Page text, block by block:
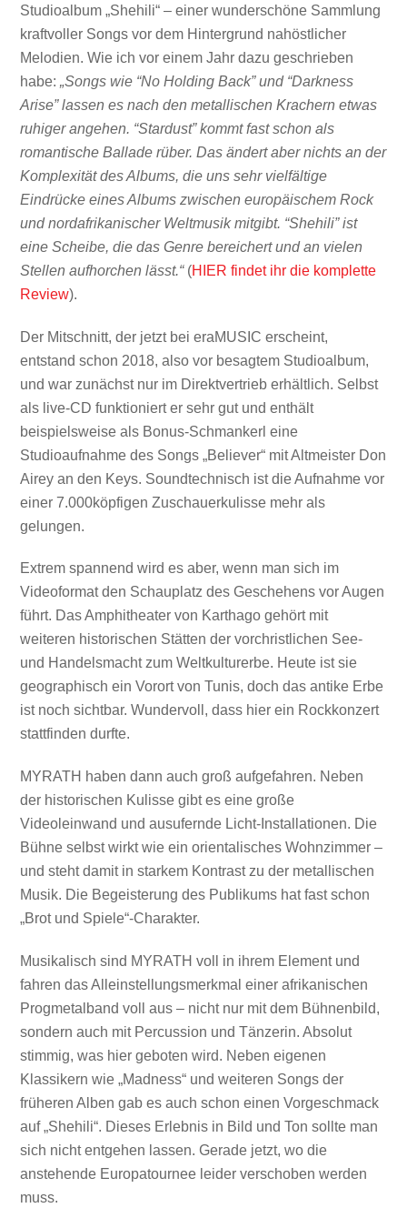
Studioalbum „Shehili“ – einer wunderschöne Sammlung
kraftvoller Songs vor dem Hintergrund nahöstlicher
Melodien. Wie ich vor einem Jahr dazu geschrieben
habe: „Songs wie “No Holding Back” und “Darkness
Arise” lassen es nach den metallischen Krachern etwas
ruhiger angehen. “Stardust” kommt fast schon als
romantische Ballade rüber. Das ändert aber nichts an der
Komplexität des Albums, die uns sehr vielfältige
Eindrücke eines Albums zwischen europäischem Rock
und nordafrikanischer Weltmusik mitgibt. “Shehili” ist
eine Scheibe, die das Genre bereichert und an vielen
Stellen aufhorchen lässt.“(HIER findet ihr die komplette
Review).
Der Mitschnitt, der jetzt bei eraMUSIC erscheint,
entstand schon 2018, also vor besagtem Studioalbum,
und war zunächst nur im Direktvertrieb erhältlich. Selbst
als live-CD funktioniert er sehr gut und enthält
beispielsweise als Bonus-Schmankerl eine
Studioaufnahme des Songs „Believer“ mit Altmeister Don
Airey an den Keys. Soundtechnisch ist die Aufnahme vor
einer 7.000köpfigen Zuschauerkulisse mehr als
gelungen.
Extrem spannend wird es aber, wenn man sich im
Videoformat den Schauplatz des Geschehens vor Augen
führt. Das Amphitheater von Karthago gehört mit
weiteren historischen Stätten der vorchristlichen See-
und Handelsmacht zum Weltkulturerbe. Heute ist sie
geographisch ein Vorort von Tunis, doch das antike Erbe
ist noch sichtbar. Wundervoll, dass hier ein Rockkonzert
stattfinden durfte.
MYRATH haben dann auch groß aufgefahren. Neben
der historischen Kulisse gibt es eine große
Videoleinwand und ausufernde Licht-Installationen. Die
Bühne selbst wirkt wie ein orientalisches Wohnzimmer –
und steht damit in starkem Kontrast zu der metallischen
Musik. Die Begeisterung des Publikums hat fast schon
„Brot und Spiele“-Charakter.
Musikalisch sind MYRATH voll in ihrem Element und
fahren das Alleinstellungsmerkmal einer afrikanischen
Progmetalband voll aus – nicht nur mit dem Bühnenbild,
sondern auch mit Percussion und Tänzerin. Absolut
stimmig, was hier geboten wird. Neben eigenen
Klassikern wie „Madness“ und weiteren Songs der
früheren Alben gab es auch schon einen Vorgeschmack
auf „Shehili“. Dieses Erlebnis in Bild und Ton sollte man
sich nicht entgehen lassen. Gerade jetzt, wo die
anstehende Europatournee leider verschoben werden
muss.
Mit